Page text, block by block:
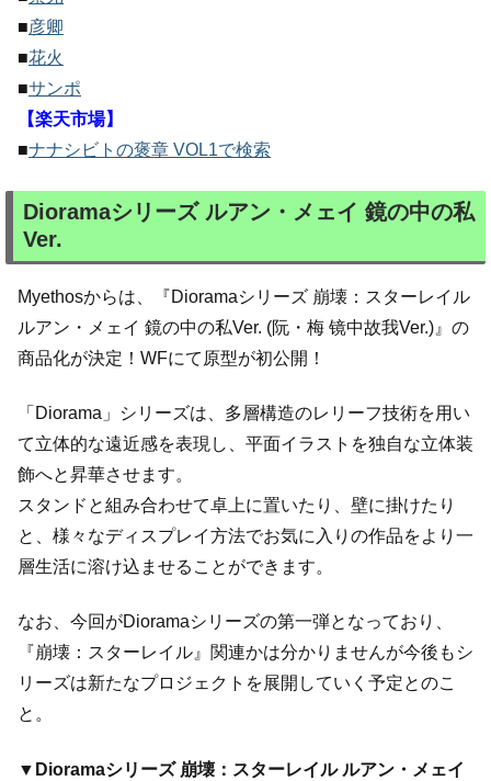
■彦卿
■花火
■サンポ
【楽天市場】
■ナナシビトの褒章 VOL1で検索
Dioramaシリーズ ルアン・メェイ 鏡の中の私
Ver.
Myethosからは、『Dioramaシリーズ 崩壊：スターレイル
ルアン・メェイ 鏡の中の私Ver. (阮・梅 镜中故我Ver.)』の
商品化が決定！WFにて原型が初公開！
「Diorama」シリーズは、多層構造のレリーフ技術を用い
て立体的な遠近感を表現し、平面イラストを独自な立体装
飾へと昇華させます。
スタンドと組み合わせて卓上に置いたり、壁に掛けたり
と、様々なディスプレイ方法でお気に入りの作品をより一
層生活に溶け込ませることができます。
なお、今回がDioramaシリーズの第一弾となっており、
『崩壊：スターレイル』関連かは分かりませんが今後もシ
リーズは新たなプロジェクトを展開していく予定とのこ
と。
▼Dioramaシリーズ 崩壊：スターレイル ルアン・メェイ